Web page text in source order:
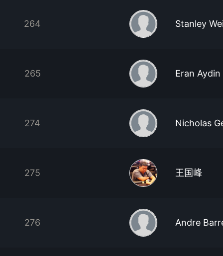
264 Stanley
265 Eran Aydin
274 Nicholas
275 王国峰
276 Andre